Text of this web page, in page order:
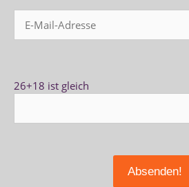
26+18 ist gleich